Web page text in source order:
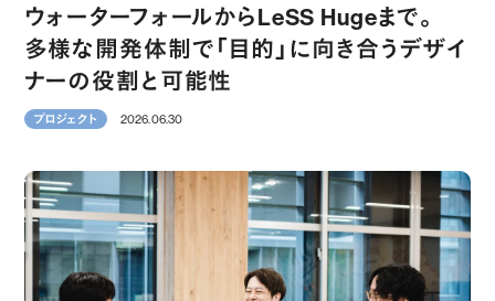
ウォーターフォールからLeSS Hugeまで。
多様な開発体制で「目的」に向き合うデザイ
ナーの役割と可能性
プロジェクト 2026.06.30